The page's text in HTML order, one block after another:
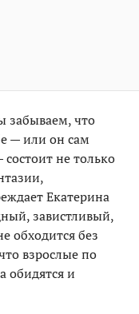
забываем, что
— или он сам
не только
Екатерина
завистливый,
обходится без
взрослые по
обидятся и